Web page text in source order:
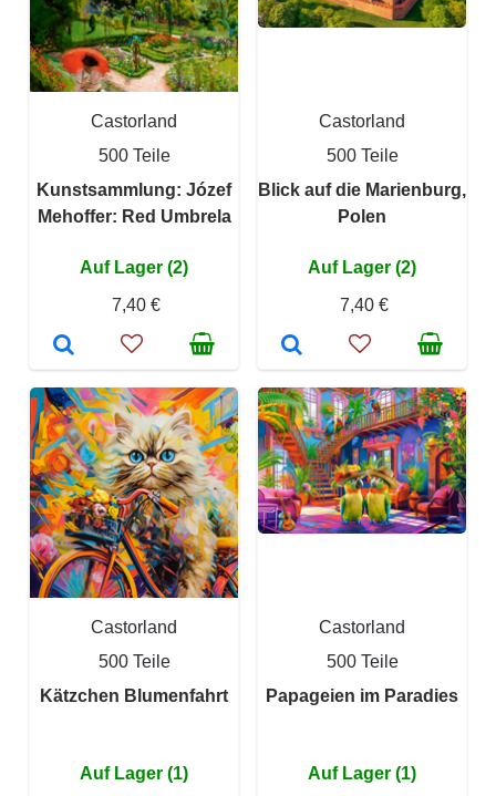
Castorland
500 Teile
Kunstsammlung: Józef
Mehoffer: Red Umbrela
Auf Lager (2)
7,40 €
Castorland
500 Teile
Blick auf die Marienburg,
Polen
Auf Lager (2)
7,40 €
Castorland
500 Teile
Kätzchen Blumenfahrt
Auf Lager (1)
Castorland
500 Teile
Papageien im Paradies
Auf Lager (1)